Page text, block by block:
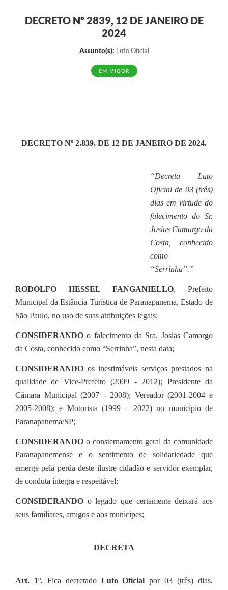
Legislação
Editais
DECRETO Nº 2839, 12 DE JANEIRO DE
2024
Assunto(s): Luto Oficial
EM VIGOR
DECRETO Nº 2.839, DE 12 DE JANEIRO DE 2024.
“Decreta Luto
Oficial de 03 (três)
dias em virtude do
falecimento do Sr.
Josias Camargo da
Costa, conhecido
como
“Serrinha”.”
RODOLFO HESSEL FANGANIELLO, Prefeito
Municipal da Estância Turística de Paranapanema, Estado de
São Paulo, no uso de suas atribuições legais;
CONSIDERANDO o falecimento da Sra. Josias Camargo
da Costa, conhecido como “Serrinha”, nesta data;
CONSIDERANDO os inestimáveis serviços prestados na
qualidade de Vice-Prefeito (2009 - 2012); Presidente da
Câmara Municipal (2007 - 2008); Vereador (2001-2004 e
2005-2008); e Motorista (1999 – 2022) no município de
Paranapanema/SP;
CONSIDERANDO o consternamento geral da comunidade
Paranapanemense e o sentimento de solidariedade que
emerge pela perda deste ilustre cidadão e servidor exemplar,
de conduta íntegra e respeitável;
CONSIDERANDO o legado que certamente deixará aos
seus familiares, amigos e aos munícipes;
DECRETA
Art. 1º. Fica decretado Luto Oficial por 03 (três) dias,